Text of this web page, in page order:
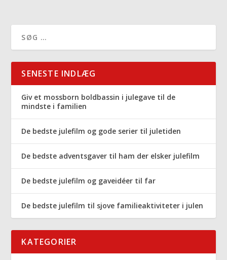
SENESTE INDLÆG
Giv et mossborn boldbassin i julegave til de
mindste i familien
De bedste julefilm og gode serier til juletiden
De bedste adventsgaver til ham der elsker julefilm
De bedste julefilm og gaveidéer til far
De bedste julefilm til sjove familieaktiviteter i julen
KATEGORIER